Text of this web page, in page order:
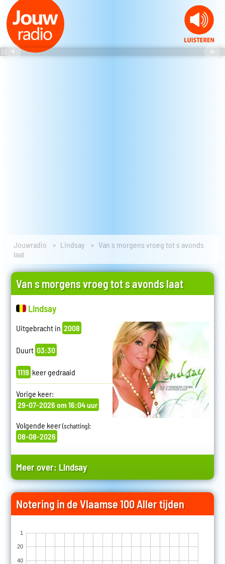
Jouwradio Lindsay
Van s morgens vroeg tot s avonds
laat
Van s morgens vroeg tot s avonds laat
Lindsay
Uitgebracht in 2008
Duurt 03:30
1119 keer gedraaid
Vorige keer:
29-07-2026 om 16:04 uur
Volgende keer(schatting):
08-08-2026
Meer over: Lindsay
Notering in de Vlaamse 100 Aller tijden
1
20
40